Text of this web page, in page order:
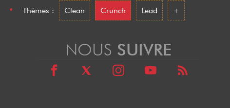
• Thèmes : Clean Crunch Lead +
NOUS SUIVRE